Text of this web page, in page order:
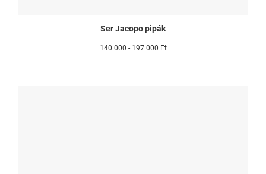
Ser Jacopo pipák
140.000 - 197.000 Ft